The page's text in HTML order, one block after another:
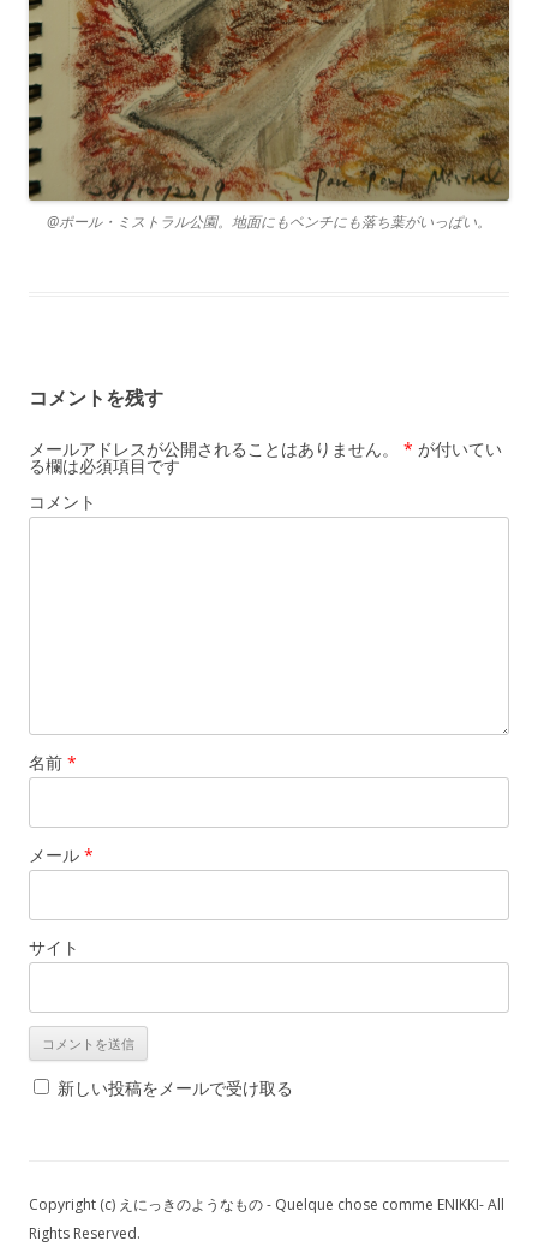
@ポール・ミストラル公園。地面にもベンチにも落ち葉がいっぱい。
コメントを残す
メールアドレスが公開されることはありません。 * が付いてい
る欄は必須項目です
コメント
名前 *
メール *
サイト
新しい投稿をメールで受け取る
Copyright (c) えにっきのようなもの - Quelque chose comme ENIKKI- All
Rights Reserved.